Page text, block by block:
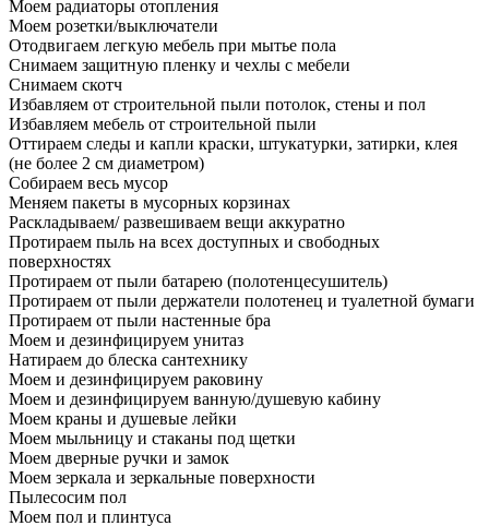
Моем радиаторы отопления
Моем розетки/выключатели
Отодвигаем легкую мебель при мытье пола
Снимаем защитную пленку и чехлы с мебели
Снимаем скотч
Избавляем от строительной пыли потолок, стены и пол
Избавляем мебель от строительной пыли
Оттираем следы и капли краски, штукатурки, затирки, клея
(не более 2 см диаметром)
Собираем весь мусор
Меняем пакеты в мусорных корзинах
Раскладываем/ развешиваем вещи аккуратно
Протираем пыль на всех доступных и свободных
поверхностях
Протираем от пыли батарею (полотенцесушитель)
Протираем от пыли держатели полотенец и туалетной бумаги
Протираем от пыли настенные бра
Моем и дезинфицируем унитаз
Натираем до блеска сантехнику
Моем и дезинфицируем раковину
Моем и дезинфицируем ванную/душевую кабину
Моем краны и душевые лейки
Моем мыльницу и стаканы под щетки
Моем дверные ручки и замок
Моем зеркала и зеркальные поверхности
Пылесосим пол
Моем пол и плинтуса